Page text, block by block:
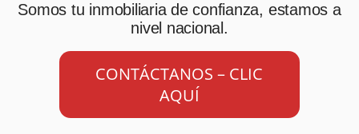
Somos tu inmobiliaria de confianza, estamos a
nivel nacional.
CONTÁCTANOS – CLIC
AQUÍ